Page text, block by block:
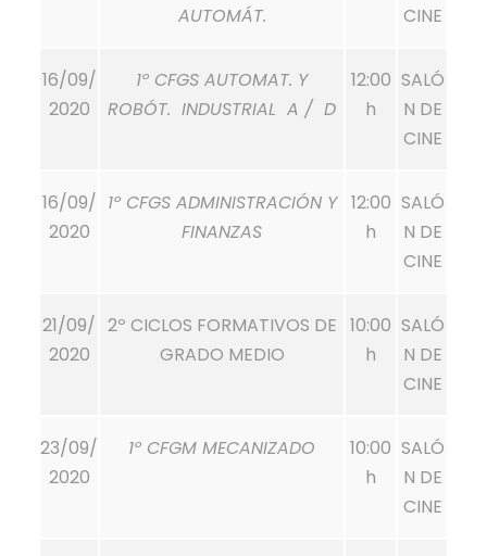
AUTOMÁT.
CINE
16/09/
2020
1º CFGS AUTOMAT. Y
ROBÓT. INDUSTRIAL A / D
12:00
h
SALÓ
N DE
CINE
16/09/
2020
1º CFGS ADMINISTRACIÓN Y
FINANZAS
12:00
h
SALÓ
N DE
CINE
21/09/
2020
2º CICLOS FORMATIVOS DE
GRADO MEDIO
10:00
h
SALÓ
N DE
CINE
23/09/
2020
1º CFGM MECANIZADO
10:00
h
SALÓ
N DE
CINE